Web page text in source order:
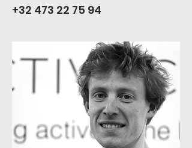
+32 473 22 75 94